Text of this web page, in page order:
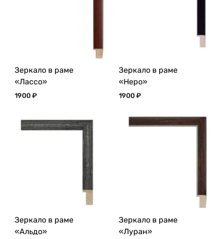
Зеркало в раме
«Лассо»
1900₽
Зеркало в раме
«Неро»
1900₽
Зеркало в раме
«Альдо»
Зеркало в раме
«Луран»